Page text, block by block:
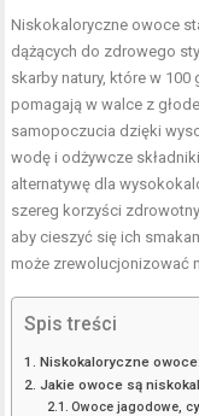
Niskokaloryczne owoce
dążących do zdrowego
skarby natury, które w
pomagają w walce z
samopoczucia dzięki
wodę i odżywcze
alternatywę dla
szereg korzyści
aby cieszyć się ich
może zrewolucjonizować
Spis treści
Niskokaloryczne
Jakie owoce są
Owoce jagodowe,